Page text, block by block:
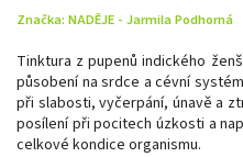
Značka: NADĚJE - Jarmila Podhorná
Tinktura z pupenů indického
působení na srdce a cévní
při slabosti, vyčerpání, únavě a
posílení při pocitech úzkosti a
celkové kondice organismu.